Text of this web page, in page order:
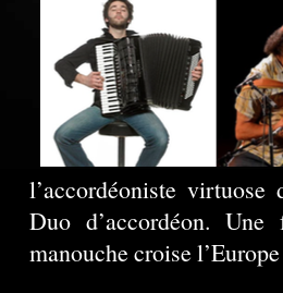
l’accordéoniste
Duo d’accordéon.
manouche croise